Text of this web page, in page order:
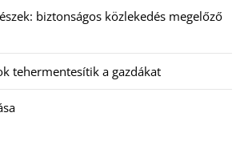
biztonságos közlekedés megelőző
tehermentesítik a gazdákat